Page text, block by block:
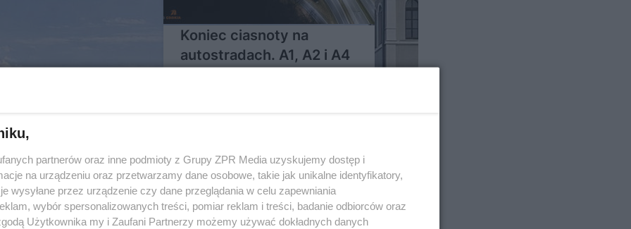
Koniec ciasnoty na
autostradach. A1, A2 i A4
partnerów oraz inne podmioty z Grupy ZPR Media uzyskujemy dostęp i
na urządzeniu oraz przetwarzamy dane osobowe, takie jak unikalne identyfikatory,
wysyłane przez urządzenie czy dane przeglądania w celu zapewniania
wybór spersonalizowanych treści, pomiar reklam i treści, badanie odbiorców oraz
Użytkownika my i Zaufani Partnerzy możemy używać dokładnych danych